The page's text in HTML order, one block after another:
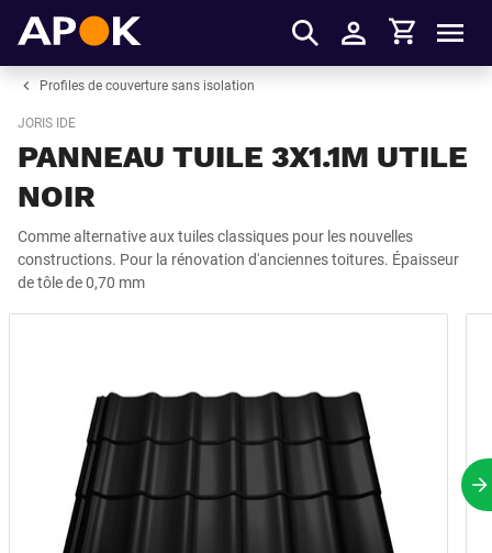
S'identifier
Panier
Profiles de couverture sans isolation
JORIS IDE
PANNEAU TUILE 3X1.1M UTILE
NOIR
Comme alternative aux tuiles classiques pour les nouvelles
constructions. Pour la rénovation d'anciennes toitures. Épaisseur
de tôle de 0,70 mm